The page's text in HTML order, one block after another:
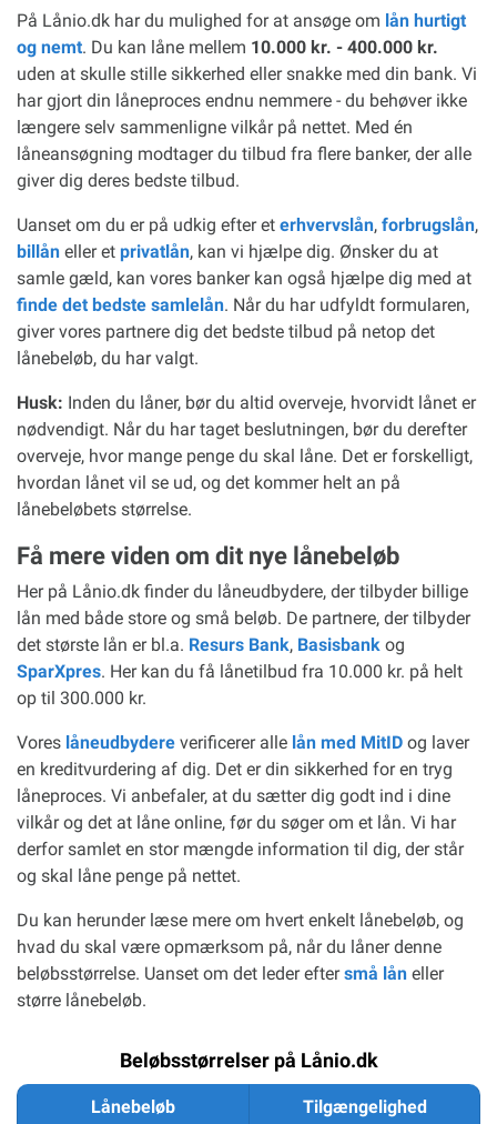
På Lånio.dk har du mulighed for at ansøge om lån hurtigt
og nemt. Du kan låne mellem 10.000 kr. - 400.000 kr.
uden at skulle stille sikkerhed eller snakke med din bank. Vi
har gjort din låneproces endnu nemmere - du behøver ikke
længere selv sammenligne vilkår på nettet. Med én
låneansøgning modtager du tilbud fra flere banker, der alle
giver dig deres bedste tilbud.
Uanset om du er på udkig efter et erhvervslån, forbrugslån,
billån eller et privatlån, kan vi hjælpe dig. Ønsker du at
samle gæld, kan vores banker kan også hjælpe dig med at
finde det bedste samlelån. Når du har udfyldt formularen,
giver vores partnere dig det bedste tilbud på netop det
lånebeløb, du har valgt.
Husk: Inden du låner, bør du altid overveje, hvorvidt lånet er
nødvendigt. Når du har taget beslutningen, bør du derefter
overveje, hvor mange penge du skal låne. Det er forskelligt,
hvordan lånet vil se ud, og det kommer helt an på
lånebeløbets størrelse.
Få mere viden om dit nye lånebeløb
Her på Lånio.dk finder du låneudbydere, der tilbyder billige
lån med både store og små beløb. De partnere, der tilbyder
det største lån er bl.a. Resurs Bank, Basisbank og
SparXpres. Her kan du få lånetilbud fra 10.000 kr. på helt
op til 300.000 kr.
Vores låneudbydere verificerer alle lån med MitID og laver
en kreditvurdering af dig. Det er din sikkerhed for en tryg
låneproces. Vi anbefaler, at du sætter dig godt ind i dine
vilkår og det at låne online, før du søger om et lån. Vi har
derfor samlet en stor mængde information til dig, der står
og skal låne penge på nettet.
Du kan herunder læse mere om hvert enkelt lånebeløb, og
hvad du skal være opmærksom på, når du låner denne
beløbsstørrelse. Uanset om det leder eftersmå lån eller
større lånebeløb.
Beløbsstørrelser på Lånio.dk
Lånebeløb Tilgængelighed